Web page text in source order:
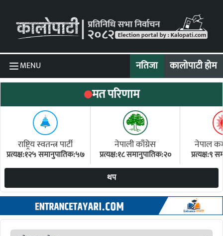
MENU नतिजा कालोपाटी होम
मत परिणाम
राष्ट्रिय स्वतन्त्र पार्टी
प्रत्यक्ष:१२५ समानुपातिक:५७
नेपाली काँग्रेस
प्रत्यक्ष:१८ समानुपातिक:२०
नेपाल
प्रत्यक्ष:९
थप